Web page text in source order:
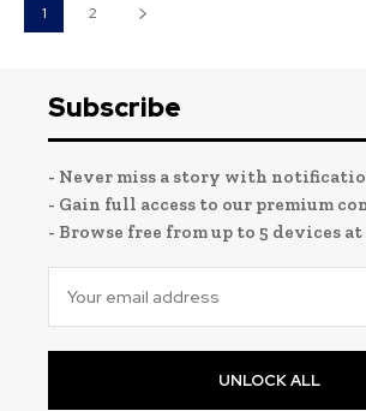
1 2
Subscribe
- Never miss a story with
- Gain full access to our premium
- Browse free from up to 5 devices at
UNLOCK ALL